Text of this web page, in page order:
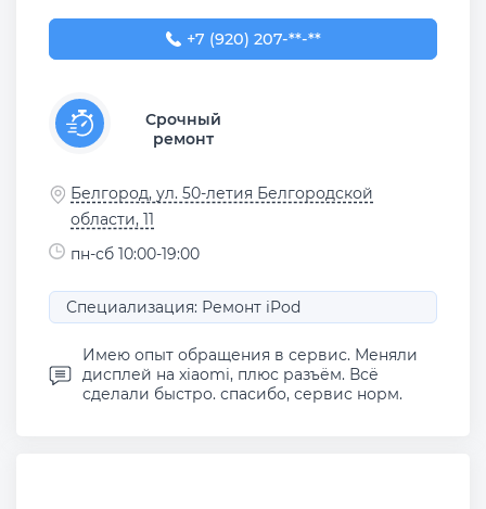
+7 (920) 207-37-77
+7 (920) 207-**-**
Срочный
ремонт
Белгород, ул. 50-летия Белгородской
области, 11
пн-сб 10:00-19:00
Специализация: Ремонт iPod
Имею опыт обращения в сервис. Меняли
дисплей на xiaomi, плюс разъём. Всё
сделали быстро. спасибо, сервис норм.